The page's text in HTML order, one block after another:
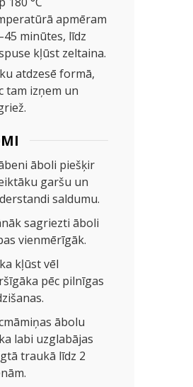
apmēram
minūtes, līdz
kļūst zeltaina.
atdzesē formā,
tam izņem un
āboli piešķir
garšu un
saldumu.
sagriezti āboli
vienmērīgāk.
kļūst vēl
pēc pilnīgas
ābolu
labi uzglabājas
traukā līdz 2